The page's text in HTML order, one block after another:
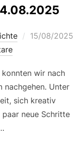
Veröffentlicht
15/08/2025
wir nach
nachgehen. Unter
sich kreativ
neue Schritte